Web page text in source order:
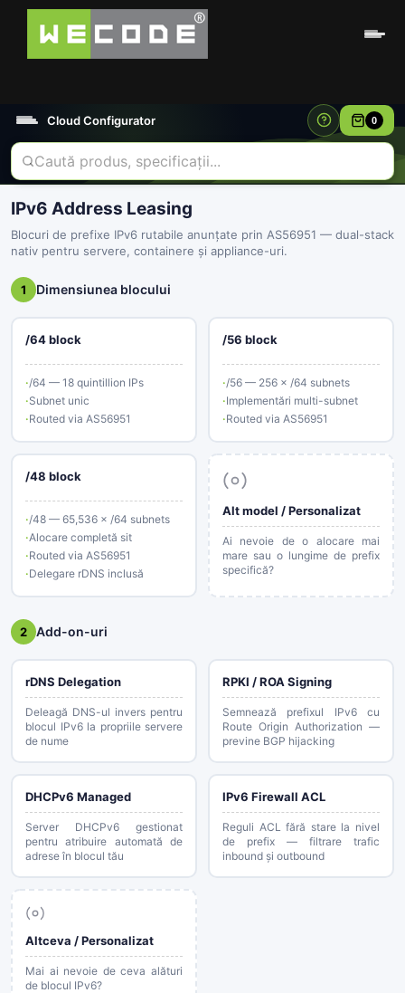
Cloud Configurator 0
IPv6 Address Leasing
Blocuri de prefixe IPv6 rutabile anunțate prin AS56951 — dual-stack
nativ pentru servere, containere și appliance-uri.
1 Dimensiunea blocului
/64 block
/64 — 18 quintillion IPs
Subnet unic
Routed via AS56951
/56 block
/56 — 256 × /64 subnets
Implementări multi-subnet
Routed via AS56951
/48 block
/48 — 65,536 × /64 subnets
Alocare completă sit
Routed via AS56951
Delegare rDNS inclusă
Alt model / Personalizat
Ai nevoie de o alocare mai
mare sau o lungime de prefix
specifică?
2 Add-on-uri
rDNS Delegation
Deleagă DNS-ul invers pentru
blocul IPv6 la propriile servere
de nume
RPKI / ROA Signing
Semnează prefixul IPv6 cu
Route Origin Authorization —
previne BGP hijacking
DHCPv6 Managed
Server DHCPv6 gestionat
pentru atribuire automată de
adrese în blocul tău
IPv6 Firewall ACL
Reguli ACL fără stare la nivel
de prefix — filtrare trafic
inbound și outbound
Altceva / Personalizat
Mai ai nevoie de ceva alături
de blocul IPv6?